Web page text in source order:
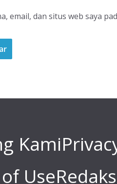
email, dan situs web saya
Kami
Use